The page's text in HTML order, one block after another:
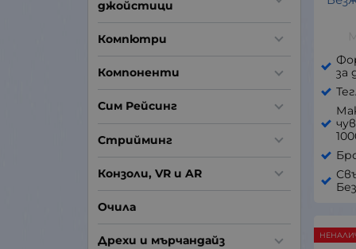
за
джойстици
Компютри
Компоненти
Сим Рейсинг
Стрийминг
Конзоли, VR и AR
Очила
Дрехи и мърчандайз